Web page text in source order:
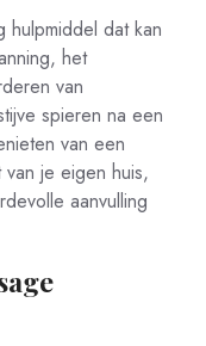
hulpmiddel dat kan
het
van
spieren na een
van een
je eigen huis,
aanvulling